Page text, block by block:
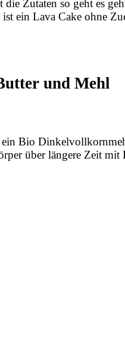
Zutaten so geht es
ein Lava Cake ohne
und Mehl
Bio
über längere Zeit mit